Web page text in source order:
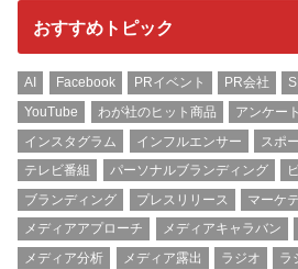
おすすめトピック
AI Facebook PRイベント PR会社
YouTube
わが社のヒット商品 アンケー
インスタグラム
インフルエンサー スポ
テレビ番組
パーソナルブランディング
ブランディング
プレスリリース マーケ
メディアアプローチ
メディアキャラバン
メディア分析
メディア露出 ラジオ ラ